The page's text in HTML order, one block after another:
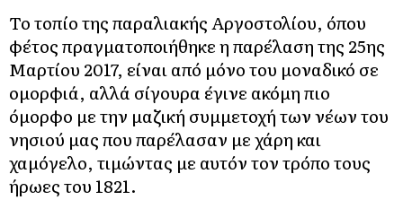
Το τοπίο της παραλιακής Αργοστολίου, όπου
φέτος πραγματοποιήθηκε η παρέλαση της 25ης
Μαρτίου 2017, είναι από μόνο του μοναδικό σε
ομορφιά, αλλά σίγουρα έγινε ακόμη πιο
όμορφο με την μαζική συμμετοχή των νέων του
νησιού μας που παρέλασαν με χάρη και
χαμόγελο, τιμώντας με αυτόν τον τρόπο τους
ήρωες του 1821.